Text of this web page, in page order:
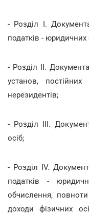
- Розділ I.
податків - юридичних
- Розділ II.
установ, постійних
нерезидентів;
- Розділ ІІІ.
осіб;
- Розділ IV.
податків -
обчислення,
доходи фізичних